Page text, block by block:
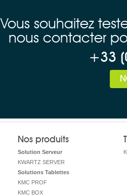
Vous souhaitez
nous contacter
+33
Nos produits
Solution Serveur
KWARTZ SERVER
Solutions Tablettes
KMC PROF
KMC BOX